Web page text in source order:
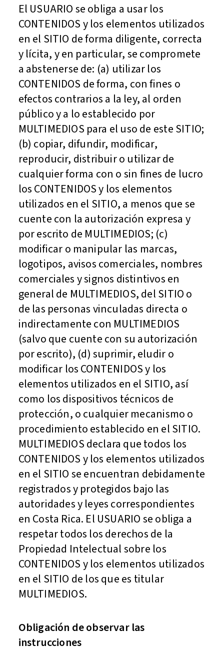
El USUARIO se obliga a usar los
CONTENIDOS y los elementos utilizados
en el SITIO de forma diligente, correcta
y lícita, y en particular, se compromete
a abstenerse de: (a) utilizar los
CONTENIDOS de forma, con fines o
efectos contrarios a la ley, al orden
público y a lo establecido por
MULTIMEDIOS para el uso de este SITIO;
(b) copiar, difundir, modificar,
reproducir, distribuir o utilizar de
cualquier forma con o sin fines de lucro
los CONTENIDOS y los elementos
utilizados en el SITIO, a menos que se
cuente con la autorización expresa y
por escrito de MULTIMEDIOS; (c)
modificar o manipular las marcas,
logotipos, avisos comerciales, nombres
comerciales y signos distintivos en
general de MULTIMEDIOS, del SITIO o
de las personas vinculadas directa o
indirectamente con MULTIMEDIOS
(salvo que cuente con su autorización
por escrito), (d) suprimir, eludir o
modificar los CONTENIDOS y los
elementos utilizados en el SITIO, así
como los dispositivos técnicos de
protección, o cualquier mecanismo o
procedimiento establecido en el SITIO.
MULTIMEDIOS declara que todos los
CONTENIDOS y los elementos utilizados
en el SITIO se encuentran debidamente
registrados y protegidos bajo las
autoridades y leyes correspondientes
en Costa Rica. El USUARIO se obliga a
respetar todos los derechos de la
Propiedad Intelectual sobre los
CONTENIDOS y los elementos utilizados
en el SITIO de los que es titular
MULTIMEDIOS.
Obligación de observar las
instrucciones